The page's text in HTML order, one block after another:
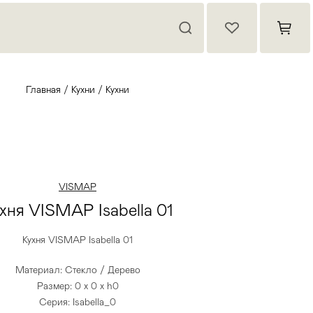
Главная / Кухни / Кухни
VISMAP
VISMAP Isabella 01
Кухня VISMAP Isabella 01
Материал: Стекло / Дерево
Размер: 0 x 0 x h0
Серия: Isabella_0